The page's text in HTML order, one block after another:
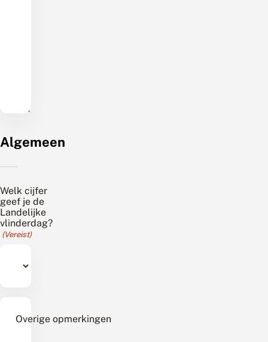
Algemeen
Welk cijfer
geef je de
Landelijke
vlinderdag?
(Vereist)
Overige opmerkingen